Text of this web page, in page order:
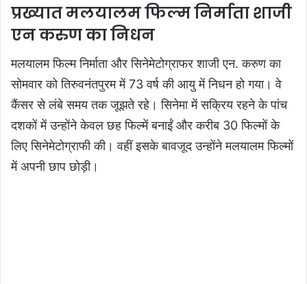
प्रख्यात मलयालम फिल्म निर्माता शाजी
एन करुण का निधन
मलयालम फिल्म निर्माता और सिनेमेटोग्राफर शाजी एन. करुण का
सोमवार को तिरुवनंतपुरम में 73 वर्ष की आयु में निधन हो गया। वे
कैंसर से लंबे समय तक जूझते रहे। सिनेमा में सक्रिय रहने के पांच
दशकों में उन्होंने केवल छह फिल्में बनाईं और करीब 30 फिल्मों के
लिए सिनेमेटोग्राफी की। वहीं इसके बावजूद उन्होंने मलयालम फिल्मों
में अपनी छाप छोड़ी।